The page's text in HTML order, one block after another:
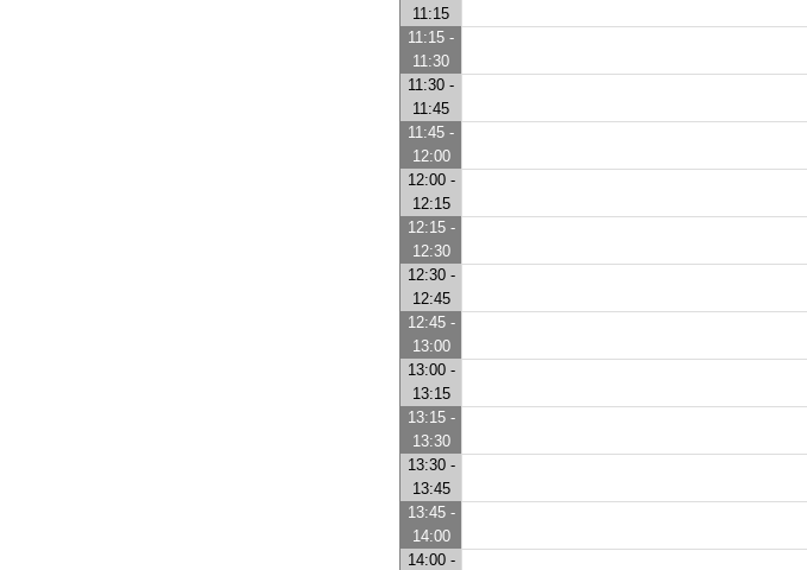
11:15
11:15 -
11:30
11:30 -
11:45
11:45 -
12:00
12:00 -
12:15
12:15 -
12:30
12:30 -
12:45
12:45 -
13:00
13:00 -
13:15
13:15 -
13:30
13:30 -
13:45
13:45 -
14:00
14:00 -